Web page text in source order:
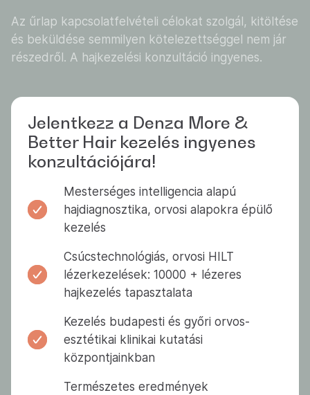
Az űrlap kapcsolatfelvételi célokat szolgál, kitöltése
és beküldése semmilyen kötelezettséggel nem jár
részedről. A hajkezelési konzultáció ingyenes.
Jelentkezz a Denza More &
Better Hair kezelés ingyenes
konzultációjára!
Mesterséges intelligencia alapú
hajdiagnosztika, orvosi alapokra épülő
kezelés
Csúcstechnológiás, orvosi HILT
lézerkezelések: 10000 + lézeres
hajkezelés tapasztalata
Kezelés budapesti és győri orvos-
esztétikai klinikai kutatási
központjainkban
Természetes eredmények